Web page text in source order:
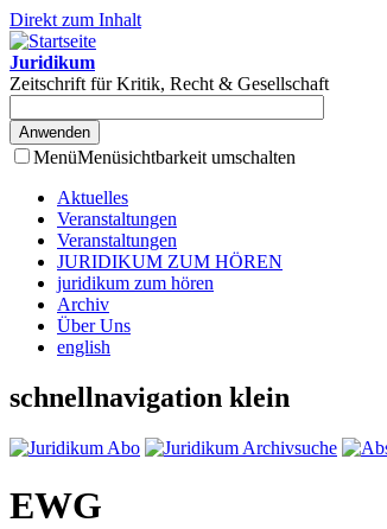
Direkt zum Inhalt
Juridikum
Zeitschrift für Kritik, Recht & Gesellschaft
MenüMenüsichtbarkeit umschalten
Aktuelles
Veranstaltungen
Veranstaltungen
JURIDIKUM ZUM HÖREN
juridikum zum hören
Archiv
Über Uns
english
schnellnavigation klein
EWG